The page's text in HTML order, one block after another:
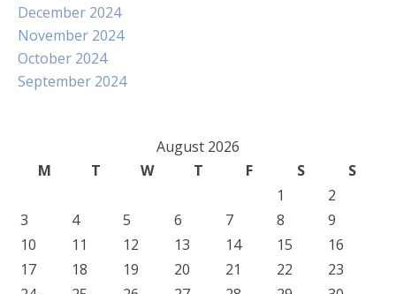
December 2024
November 2024
October 2024
September 2024
August 2026
M
T W T F S
S
1
2
3
4 5 6 7 8
9
10
11 12 13 14 15
16
17
18 19 20 21 22
23